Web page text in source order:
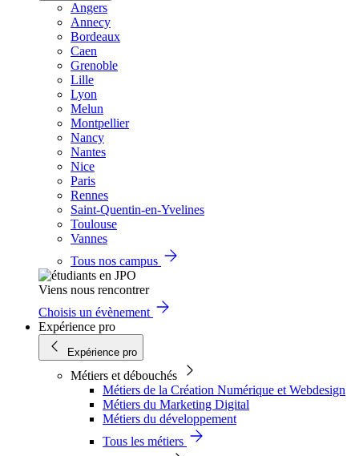
Angers
Annecy
Bordeaux
Caen
Grenoble
Lille
Lyon
Melun
Montpellier
Nancy
Nantes
Nice
Paris
Rennes
Saint-Quentin-en-Yvelines
Toulouse
Vannes
Tous nos campus
Viens nous rencontrer
Choisis un évènement
Expérience pro
Expérience pro
Métiers et débouchés
Métiers de la Création Numérique et Webdesign
Métiers du Marketing Digital
Métiers du développement
Tous les métiers